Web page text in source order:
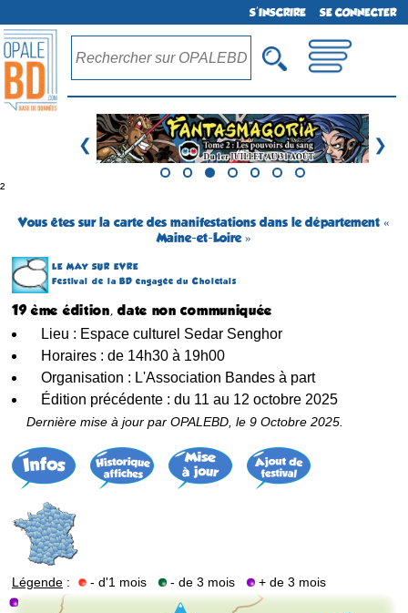
S'INSCRIRE SE CONNECTER
❮ ❯
²
Vous êtes sur la carte des manifestations dans le département «
Maine-et-Loire »
LE MAY SUR EVRE
Festival de la BD engagée du Choletais
19 ème édition, date non communiquée
Lieu : Espace culturel Sedar Senghor
Horaires : de 14h30 à 19h00
Organisation : L'Association Bandes à part
Édition précédente : du 11 au 12 octobre 2025
Dernière mise à jour par OPALEBD, le 9 Octobre 2025.
Légende : - d'1 mois - de 3 mois + de 3 mois